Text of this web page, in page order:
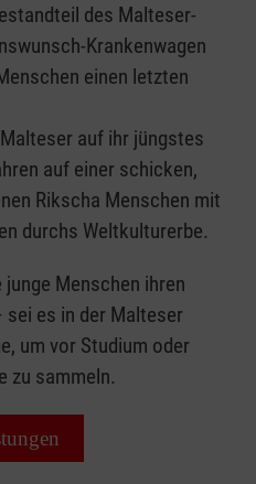
des Malteser-
Krankenwagen
einen letzten
auf ihr jüngstes
auf einer schicken,
Rikscha Menschen mit
durchs Weltkulturerbe.
Menschen ihren
es in der Malteser
um vor Studium oder
zu sammeln.